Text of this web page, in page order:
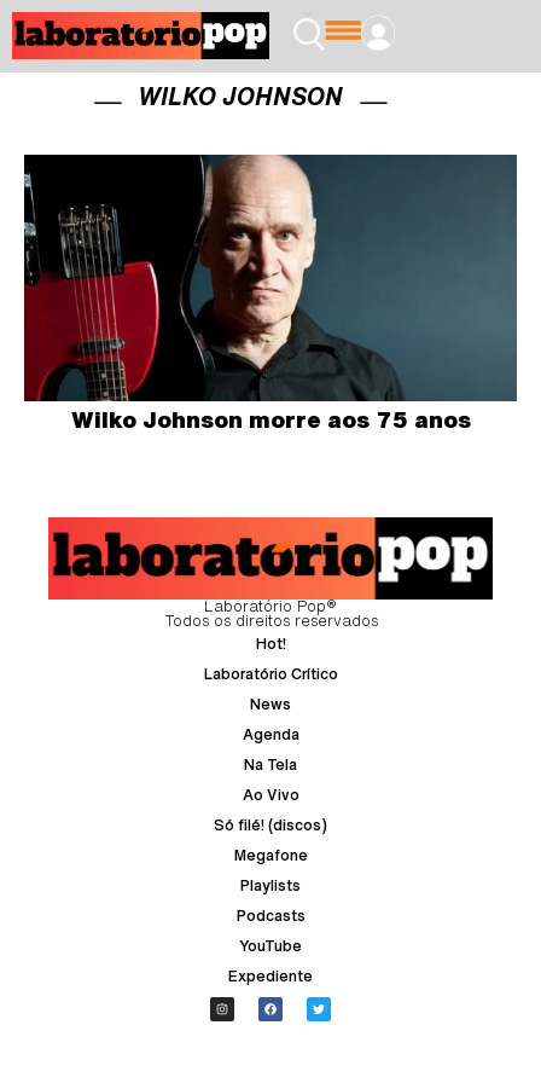
WILKO JOHNSON
Wilko Johnson morre aos 75 anos
Laboratório Pop®
Todos os direitos reservados
Hot!
Laboratório Crítico
News
Agenda
Na Tela
Ao Vivo
Só filé! (discos)
Megafone
Playlists
Podcasts
YouTube
Expediente